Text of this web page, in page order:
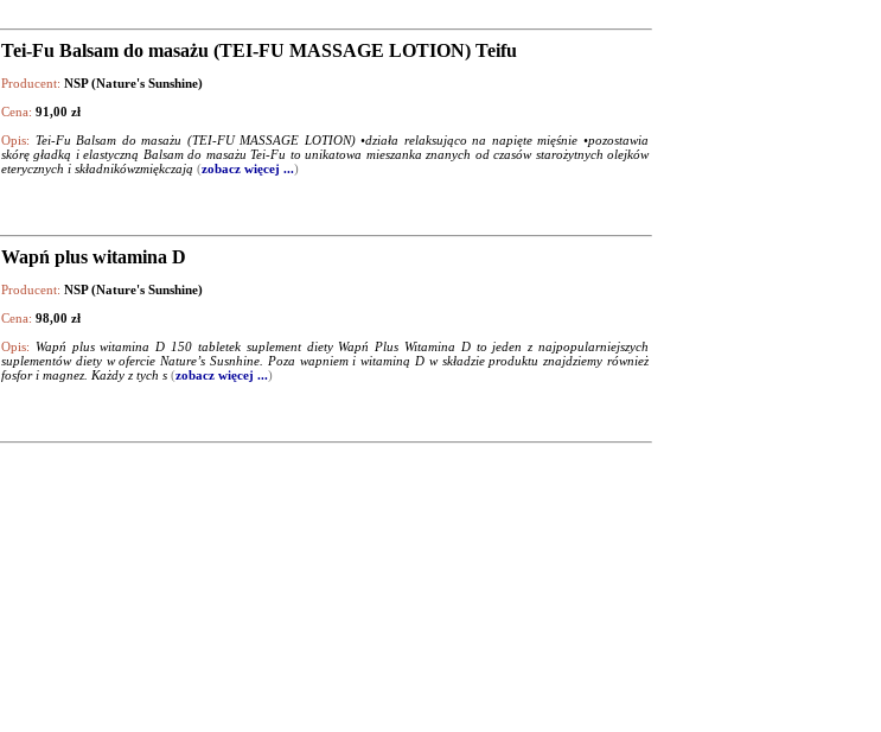
Tei-Fu Balsam do masażu (TEI-FU MASSAGE LOTION) Teifu
Producent: NSP (Nature's Sunshine)
Cena: 91,00 zł
Opis: Tei-Fu Balsam do masażu (TEI-FU MASSAGE LOTION) •działa relaksująco na napięte mięśnie •pozostawia
skórę gładką i elastyczną Balsam do masażu Tei-Fu to unikatowa mieszanka znanych od czasów starożytnych olejków
eterycznych i składnikówzmiękczają (zobacz więcej ...)
Wapń plus witamina D
Producent: NSP (Nature's Sunshine)
Cena: 98,00 zł
Opis: Wapń plus witamina D 150 tabletek suplement diety Wapń Plus Witamina D to jeden z najpopularniejszych
suplementów diety w ofercie Nature’s Susnhine. Poza wapniem i witaminą D w składzie produktu znajdziemy również
fosfor i magnez. Każdy z tych s (zobacz więcej ...)